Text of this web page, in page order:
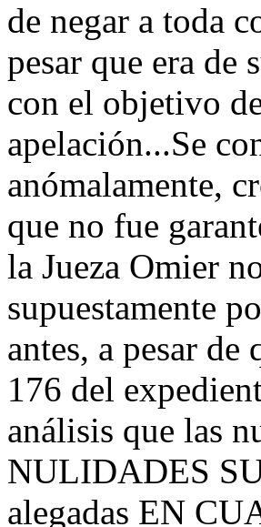
de negar a toda
pesar que era de
con el objetivo
apelación...Se
anómalamente,
que no fue
la Jueza Omier
supuestamente
antes, a pesar
176 del
análisis que las
NULIDADES
alegadas EN